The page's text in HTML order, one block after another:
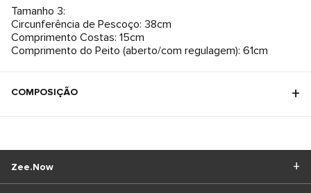
Tamanho 3:
Circunferência de Pescoço: 38cm
Comprimento Costas: 15cm
Comprimento do Peito (aberto/com regulagem): 61cm
COMPOSIÇÃO
Zee.Now